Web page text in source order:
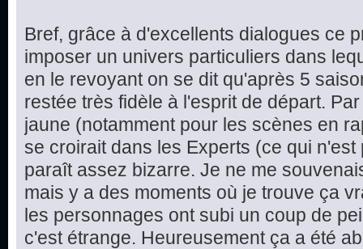
Bref, grâce à d'excellents dialogues ce
imposer un univers particuliers dans
en le revoyant on se dit qu'après 5
restée très fidèle à l'esprit de départ.
jaune (notamment pour les scènes en
se croirait dans les Experts (ce qui
paraît assez bizarre. Je ne me
mais y a des moments où je trouve ça
les personnages ont subi un coup de
c'est étrange. Heureusement ça a été